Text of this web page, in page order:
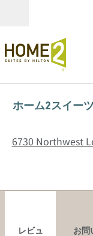
ホーム2スイー
6730 Northwest
レビュ
お問